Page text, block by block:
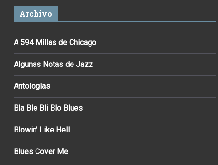
Archivo
A 594 Millas de Chicago
Algunas Notas de Jazz
Antologías
Bla Ble Bli Blo Blues
Blowin’ Like Hell
Blues Cover Me